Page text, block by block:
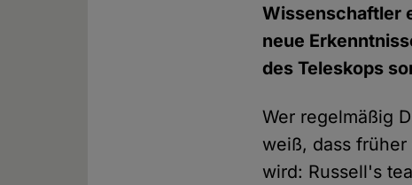
Wissenschaftler
neue
des Teleskops
Wer regelmäßig
weiß, dass
wird: Russell's